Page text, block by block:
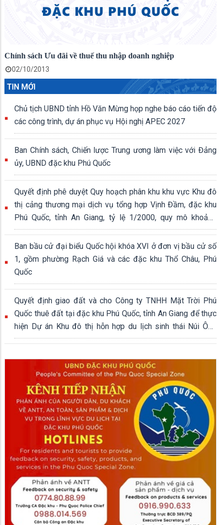
Chính sách Ưu đãi về thuế thu nhập doanh nghiệp
02/10/2013
TIN MỚI
Chủ tịch UBND tỉnh Hồ Văn Mừng họp nghe báo cáo tiến độ
các công trình, dự án phục vụ Hội nghị APEC 2027
Ban Chính sách, Chiến lược Trung ương làm việc với Đảng
ủy, UBND đặc khu Phú Quốc
Quyết định phê duyệt Quy hoạch phân khu khu vực Khu đô
thị cảng thương mại dịch vụ tổng hợp Vịnh Đầm, đặc khu
Phú Quốc, tỉnh An Giang, tỷ lệ 1/2000, quy mô khoảng
339,04 ha
Ban bầu cử đại biểu Quốc hội khóa XVI ở đơn vị bầu cử số
1, gồm phường Rạch Giá và các đặc khu Thổ Châu, Phú
Quốc
Quyết định giao đất và cho Công ty TNHH Mặt Trời Phú
Quốc thuê đất tại đặc khu Phú Quốc, tỉnh An Giang để thực
hiện Dự án Khu đô thị hỗn hợp du lịch sinh thái Núi Ông
Quán